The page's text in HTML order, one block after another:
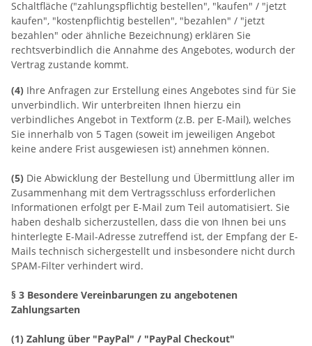
Schaltfläche ("zahlungspflichtig bestellen", "kaufen" / "jetzt
kaufen", "kostenpflichtig bestellen", "bezahlen" / "jetzt
bezahlen" oder ähnliche Bezeichnung) erklären Sie
rechtsverbindlich die Annahme des Angebotes, wodurch der
Vertrag zustande kommt.
(4) Ihre Anfragen zur Erstellung eines Angebotes sind für Sie
unverbindlich. Wir unterbreiten Ihnen hierzu ein
verbindliches Angebot in Textform (z.B. per E-Mail), welches
Sie innerhalb von 5 Tagen (soweit im jeweiligen Angebot
keine andere Frist ausgewiesen ist) annehmen können.
(5) Die Abwicklung der Bestellung und Übermittlung aller im
Zusammenhang mit dem Vertragsschluss erforderlichen
Informationen erfolgt per E-Mail zum Teil automatisiert. Sie
haben deshalb sicherzustellen, dass die von Ihnen bei uns
hinterlegte E-Mail-Adresse zutreffend ist, der Empfang der E-
Mails technisch sichergestellt und insbesondere nicht durch
SPAM-Filter verhindert wird.
§ 3 Besondere Vereinbarungen zu angebotenen
Zahlungsarten
(1) Zahlung über "PayPal" / "PayPal Checkout"